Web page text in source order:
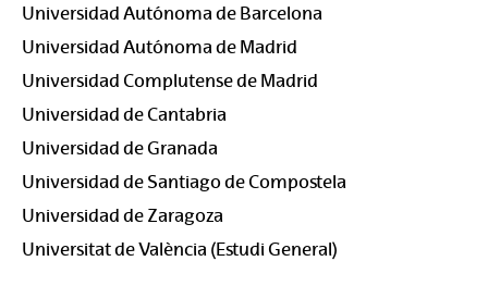
Universidad Autónoma de Barcelona
Universidad Autónoma de Madrid
Universidad Complutense de Madrid
Universidad de Cantabria
Universidad de Granada
Universidad de Santiago de Compostela
Universidad de Zaragoza
Universitat de València (Estudi General)